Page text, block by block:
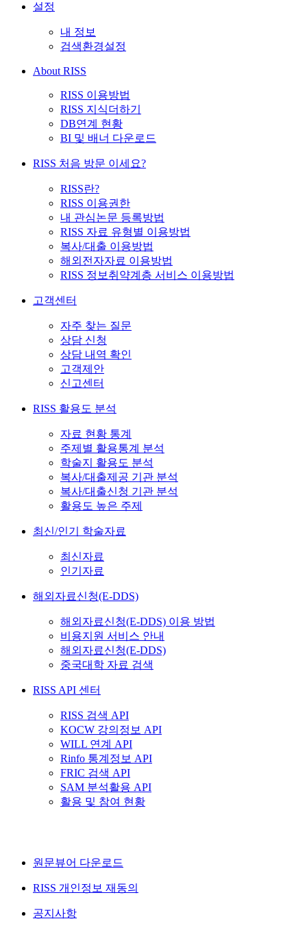
설정
내 정보
검색환경설정
About RISS
RISS 이용방법
RISS 지식더하기
DB연계 현황
BI 및 배너 다운로드
RISS 처음 방문 이세요?
RISS란?
RISS 이용권한
내 관심논문 등록방법
RISS 자료 유형별 이용방법
복사/대출 이용방법
해외전자자료 이용방법
RISS 정보취약계층 서비스 이용방법
고객센터
자주 찾는 질문
상담 신청
상담 내역 확인
고객제안
신고센터
RISS 활용도 분석
자료 현황 통계
주제별 활용통계 분석
학술지 활용도 분석
복사/대출제공 기관 분석
복사/대출신청 기관 분석
활용도 높은 주제
최신/인기 학술자료
최신자료
인기자료
해외자료신청(E-DDS)
해외자료신청(E-DDS) 이용 방법
비용지원 서비스 안내
해외자료신청(E-DDS)
중국대학 자료 검색
RISS API 센터
RISS 검색 API
KOCW 강의정보 API
WILL 연계 API
Rinfo 통계정보 API
FRIC 검색 API
SAM 분석활용 API
활용 및 참여 현황
원문뷰어 다운로드
RISS 개인정보 재동의
공지사항